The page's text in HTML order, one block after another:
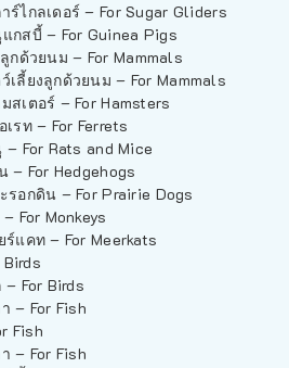
ร์ไกลเดอร์ – For Sugar Gliders
กสบี้ – For Guinea Pigs
กด้วยนม – For Mammals
เลี้ยงลูกด้วยนม – For Mammals
สเตอร์ – For Hamsters
เรท – For Ferrets
For Rats and Mice
– For Hedgehogs
รอกดิน – For Prairie Dogs
For Monkeys
ร์แคท – For Meerkats
For Birds
– For Fish
Fish
– For Fish